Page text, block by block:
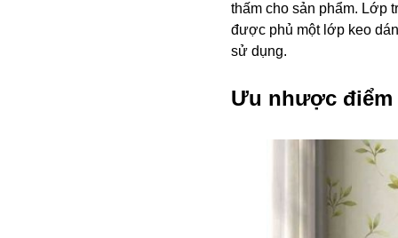
thấm cho sản phẩm. Lớp
được phủ một lớp keo
sử dụng.
Ưu nhược